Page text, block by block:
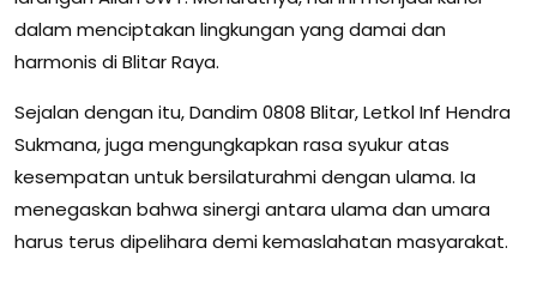
dalam menciptakan lingkungan yang damai dan
harmonis di Blitar Raya.
Sejalan dengan itu, Dandim 0808 Blitar, Letkol Inf Hendra
Sukmana, juga mengungkapkan rasa syukur atas
kesempatan untuk bersilaturahmi dengan ulama. Ia
menegaskan bahwa sinergi antara ulama dan umara
harus terus dipelihara demi kemaslahatan masyarakat.